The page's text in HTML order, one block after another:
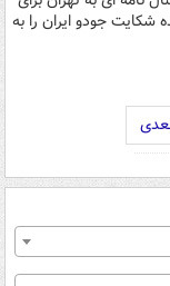
شکایت جودو ایران را به